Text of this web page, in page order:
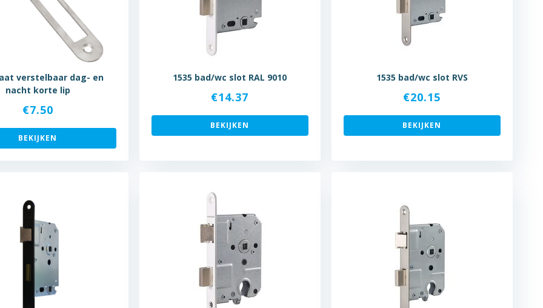
verstelbaar dag- en
nacht korte lip
€7.50
BEKIJKEN
1535 bad/wc slot RAL 9010
€14.37
BEKIJKEN
1535 bad/wc slot RVS
€20.15
BEKIJKEN